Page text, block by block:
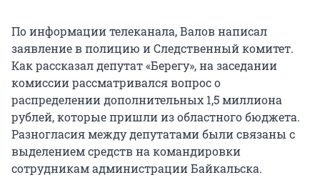
По информации телеканала, Валов написал
заявление в полицию и Следственный комитет.
Как рассказал депутат «Берегу», на заседании
комиссии рассматривался вопрос о
распределении дополнительных 1,5 миллиона
рублей, которые пришли из областного бюджета.
Разногласия между депутатами были связаны с
выделением средств на командировки
сотрудникам администрации Байкальска.